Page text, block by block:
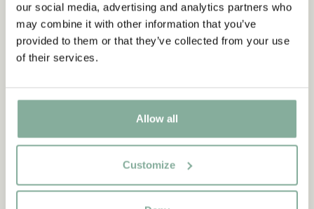
our social media, advertising and analytics partners who
may combine it with other information that you’ve
provided to them or that they’ve collected from your use
of their services.
Allow all
Customize
SHOP
Allt med Bullerbyn